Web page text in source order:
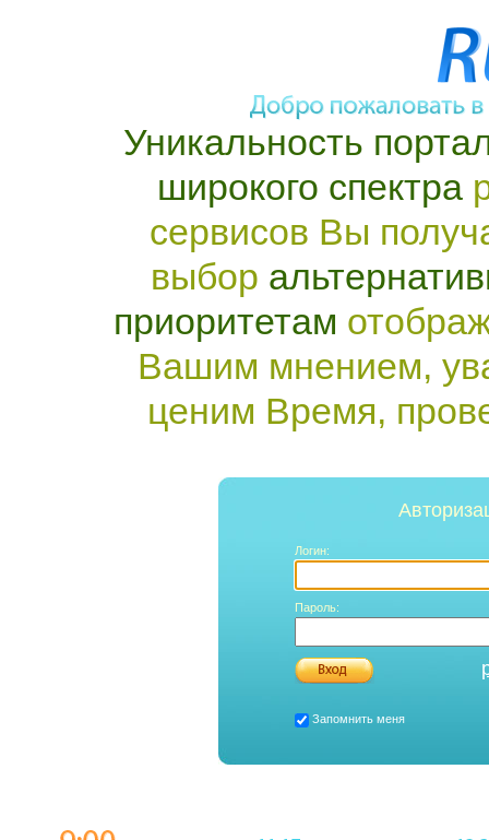
Уникальность
широкого спектра
сервисов Вы
выбор
приоритетам
Вашим мнением,
ценим Время,
Логин:
Пароль:
Запомнить меня